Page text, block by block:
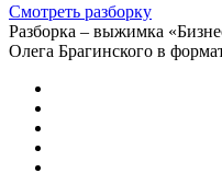
Смотреть разборку
Разборка – выжимка
Олега Брагинского в